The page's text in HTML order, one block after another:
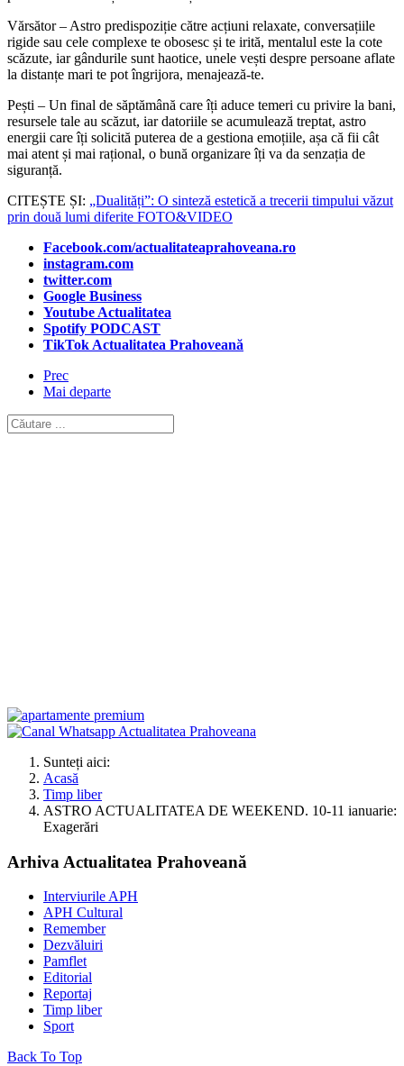
Vărsător – Astro predispoziție către acțiuni relaxate, conversațiile
rigide sau cele complexe te obosesc și te irită, mentalul este la cote
scăzute, iar gândurile sunt haotice, unele vești despre persoane aflate
la distanțe mari te pot îngrijora, menajează-te.
Pești – Un final de săptămână care îți aduce temeri cu privire la bani,
resursele tale au scăzut, iar datoriile se acumulează treptat, astro
energii care îți solicită puterea de a gestiona emoțiile, așa că fii cât
mai atent și mai rațional, o bună organizare îți va da senzația de
siguranță.
CITEȘTE ȘI: „Dualități”: O sinteză estetică a trecerii timpului văzut
prin două lumi diferite FOTO&VIDEO
Facebook.com/actualitateaprahoveana.ro
instagram.com
twitter.com
Google Business
Youtube Actualitatea
Spotify PODCAST
TikTok Actualitatea Prahoveană
Prec
Mai departe
Sunteți aici:
Acasă
Timp liber
ASTRO ACTUALITATEA DE WEEKEND. 10-11 ianuarie:
Exagerări
Arhiva Actualitatea Prahoveană
Interviurile APH
APH Cultural
Remember
Dezvăluiri
Pamflet
Editorial
Reportaj
Timp liber
Sport
Back To Top